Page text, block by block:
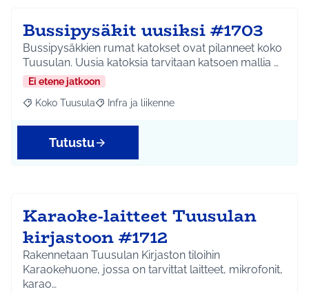
Bussipysäkit uusiksi #1703
Bussipysäkkien rumat katokset ovat pilanneet koko
Tuusulan. Uusia katoksia tarvitaan katsoen mallia …
Ei etene jatkoon
Rajaa tulokset aihepiirin mukaan: Koko Tuusula
Koko Tuusula Rajaa tulokset teeman mukaan: Infra ja liikenne
Infra ja liikenne
Tutustu
Karaoke-laitteet Tuusulan
kirjastoon #1712
Rakennetaan Tuusulan Kirjaston tiloihin
Karaokehuone, jossa on tarvittat laitteet, mikrofonit,
karao…